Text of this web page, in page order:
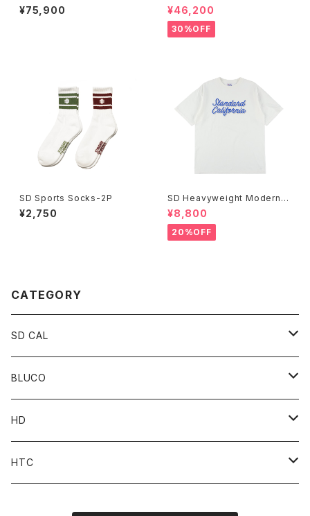
d
¥75,900
ト
¥46,200
30%OFF
SD Sports Socks-2P
¥2,750
SD Heavyweight Modern T
wist Signs Logo T
¥8,800
20%OFF
CATEGORY
SD CAL
Top
Pant
Accessories
BLUCO
Tops
Pant
HD
Parts
HTC